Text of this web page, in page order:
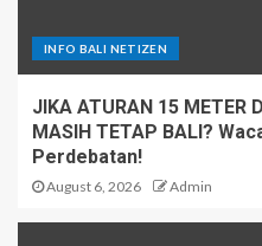
INFO BALI NETIZEN
JIKA ATURAN 15 METER
MASIH TETAP BALI?
Perdebatan!
August 6, 2026 Admin